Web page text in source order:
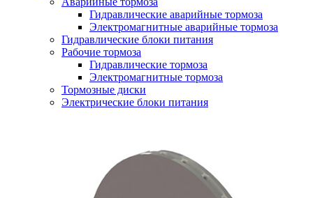
Гидравлические аварийные тормоза
Электромагнитные аварийные тормоза
Гидравлические блоки питания
Рабочие тормоза
Гидравлические тормоза
Электромагнитные тормоза
Тормозные диски
Электрические блоки питания